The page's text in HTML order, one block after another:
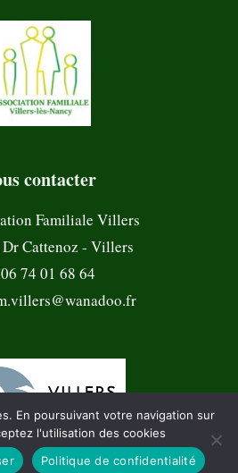
contacter
Familiale Villers
Dr Cattenoz - Villers
06 74 01 68 64
En poursuivant votre navigation sur
l'utilisation des cookies
Politique de confidentialité